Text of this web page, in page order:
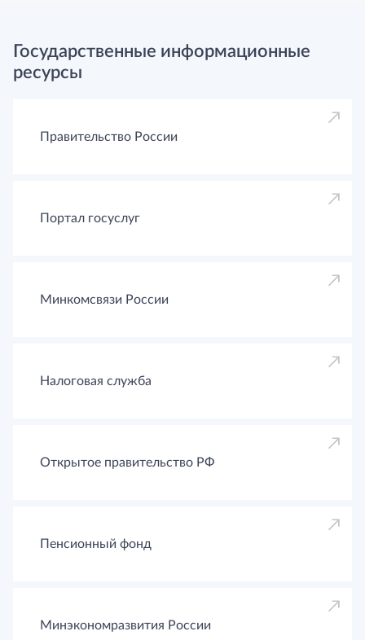
Государственные информационные
ресурсы
Правительство России
Портал госуслуг
Минкомсвязи России
Налоговая служба
Открытое правительство РФ
Пенсионный фонд
Минэкономразвития России